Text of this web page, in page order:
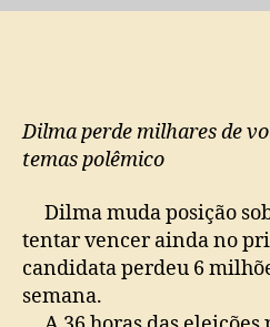
Dilma perde milhares de
temas polêmico
Dilma muda posição
tentar vencer ainda no
candidata perdeu 6
semana.